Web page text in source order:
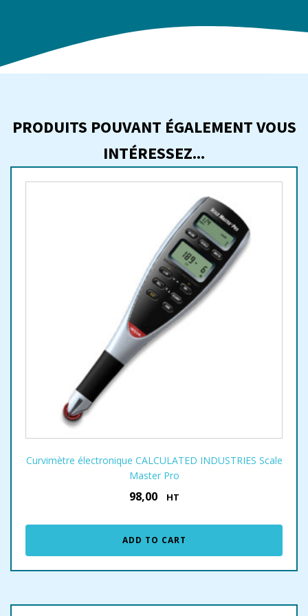
PRODUITS POUVANT ÉGALEMENT VOUS
INTÉRESSEZ...
Curvimètre électronique CALCULATED INDUSTRIES Scale
Master Pro
98,00€ HT
ADD TO CART